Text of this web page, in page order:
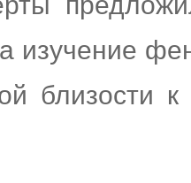
изучение
близости